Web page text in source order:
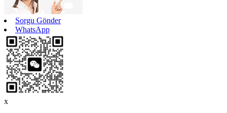
Sorgu Gönder
WhatsApp
x